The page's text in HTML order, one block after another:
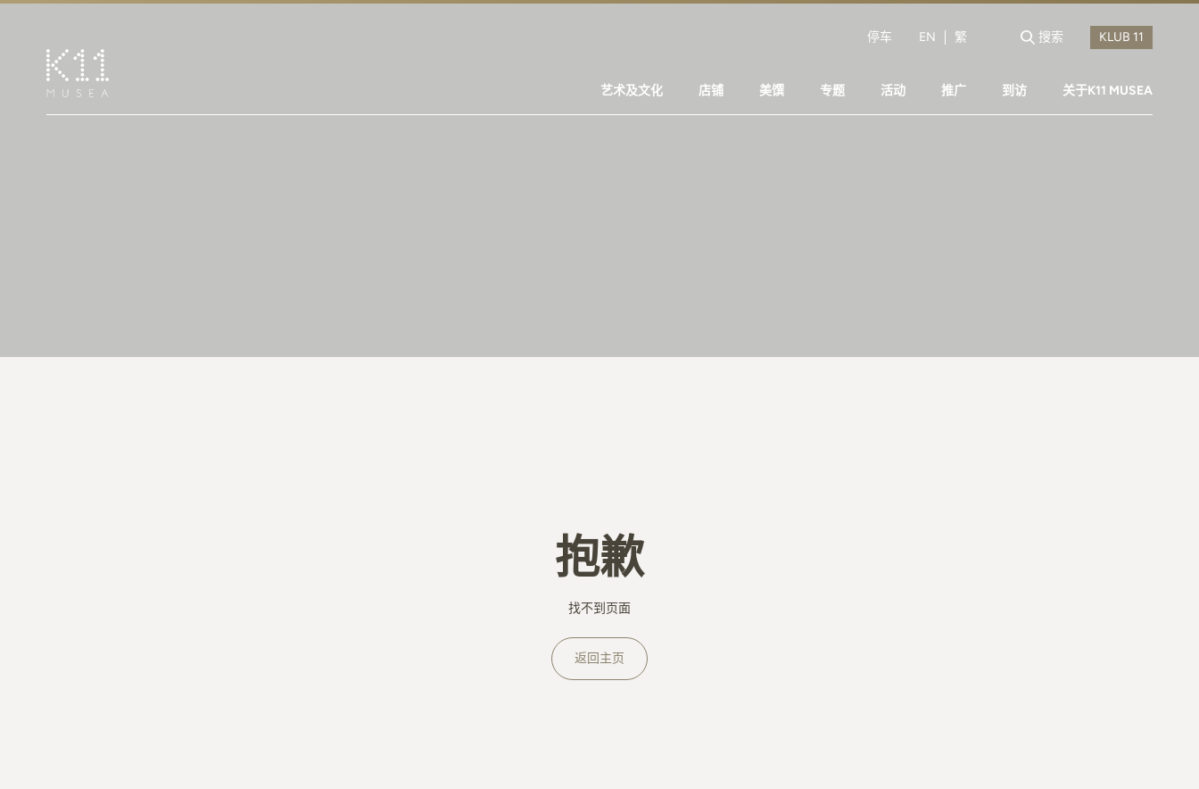
停车 EN 繁 搜索
艺术及文化 店铺 美馔 专题 活动 推广 到访 关于K11 MUSEA
抱歉
找不到页面
返回主页